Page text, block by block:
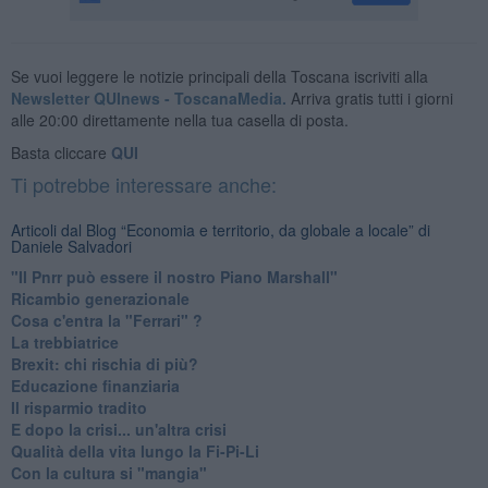
Se vuoi leggere le notizie principali della Toscana iscriviti alla
Newsletter QUInews - ToscanaMedia. Arriva gratis tutti i giorni
alle 20:00 direttamente nella tua casella di posta.
Basta cliccare QUI
Ti potrebbe interessare anche:
Articoli dal Blog “Economia e territorio, da globale a locale” di
Daniele Salvadori
"Il Pnrr può essere il nostro Piano Marshall"
Ricambio generazionale
Cosa c'entra la "Ferrari" ?
La trebbiatrice
Brexit: chi rischia di più?
Educazione finanziaria
Il risparmio tradito
E dopo la crisi... un'altra crisi
Qualità della vita lungo la Fi-Pi-Li
​Con la cultura si "mangia"